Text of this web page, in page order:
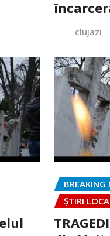
clujazi
BREAKING
ȘTIRI